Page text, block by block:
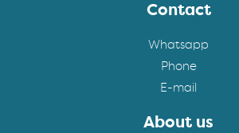
Contact
Whatsapp
Phone
E-mail
About us